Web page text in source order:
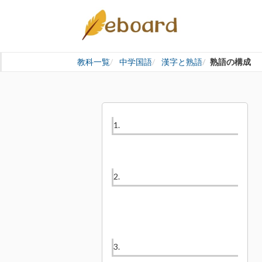
教科一覧 中学国語 漢字と熟語 熟語の構成
1.
2.
3.